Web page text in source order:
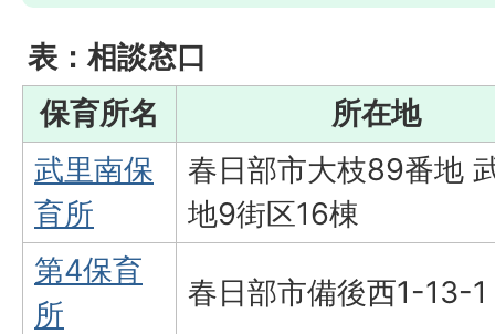
表：相談窓口
保育所名
所在地
武里南保
育所
春日部市大枝89番地
地9街区16棟
第4保育
所
春日部市備後西1-13-1